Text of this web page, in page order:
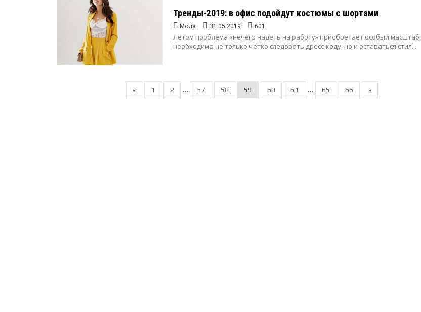
Тренды-2019: в офис подойдут костюмы с шортами
Мода 31.05.2019 601
Летом проблема «нечего надеть на работу» приобретает особый масштаб:
необходимо не только четко следовать дресс-коду, но и оставаться стил...
« 1 2 ... 57 58 59 60 61 ... 65 66 »